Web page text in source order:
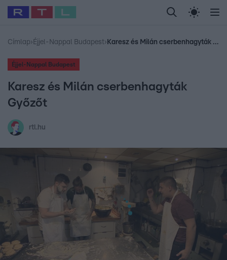
Legfrissebb RTL Híradó Randi Celeb vagyok,
Babits Marcella Most Wanted Gallusz
Címlap› Éjjel-Nappal Budapest› Karesz és Milán cserbenhagyták Győzőt
Éjjel-Nappal Budapest
Karesz és Milán cserbenhagyták
Győzőt
rtl.hu